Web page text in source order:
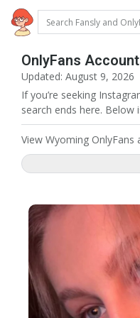
OnlyFans
Updated: August 9, 2026
If you’re seeking
search ends here.
View Wyoming OnlyFans